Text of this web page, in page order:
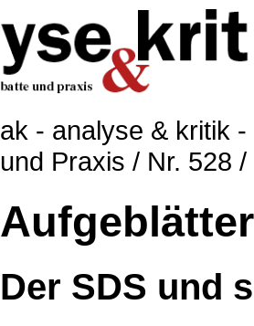
ak - analyse & kritik
und Praxis / Nr. 528
Der SDS und